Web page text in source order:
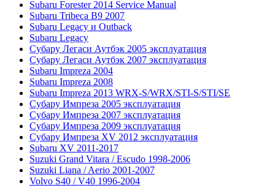
Subaru Forester 2014 Service Manual
Subaru Tribeca В9 2007
Subaru Legacy и Outback
Subaru Legacy
Субару Легаси Аутбэк 2005 эксплуатация
Субару Легаси Аутбэк 2007 эксплуатация
Subaru Impreza 2004
Subaru Impreza 2008
Subaru Impreza 2013 WRX-S/WRX/STI-S/STI/SE
Субару Импреза 2005 эксплуатация
Субару Импреза 2007 эксплуатация
Субару Импреза 2009 эксплуатация
Субару Импреза XV 2012 эксплуатация
Subaru XV 2011-2017
Suzuki Grand Vitara / Escudo 1998-2006
Suzuki Liana / Aerio 2001-2007
Volvo S40 / V40 1996-2004